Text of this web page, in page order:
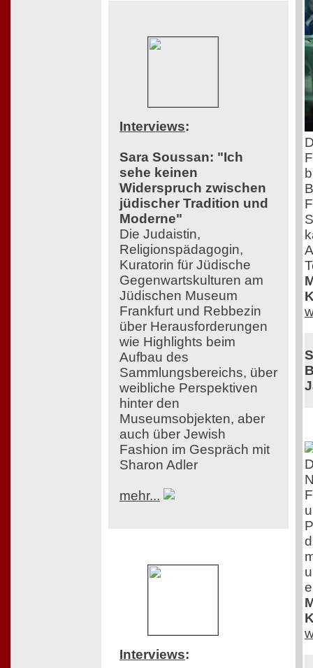
Interviews:
Sara Soussan: "Ich
sehe keinen
Widerspruch zwischen
jüdischer Tradition und
Moderne"
Die Judaistin,
Religionspädagogin,
Kuratorin für Jüdische
Gegenwartskulturen am
Jüdischen Museum
Frankfurt und Rebbezin
über Herausforderungen
wie Highlights beim
Aufbau des
Sammlungsbereichs, über
weibliche Perspektiven
hinter den
Museumsobjekten, aber
auch über Jewish
Fashion im Gespräch mit
Sharon Adler
mehr...
Interviews: